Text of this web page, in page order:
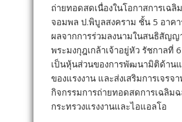
ถ่ายทอดสดเนื่องในโอกาสการเฉ
จอมพล ป.พิบูลสงคราม ชั้น 5 อาคา
ผลจากการร่วมลงนามในสนธิสัญญ
พระมงกุฎเกล้าเจ้าอยู่หัว รัชกาลที่
เป็นหุ้นส่วนของการพัฒนามิติด้าน
ของแรงงาน และส่งเสริมการเจร
กิจกรรมการถ่ายทอดสดการเฉลิม
กระทรวงแรงงานและไอแอลโอ